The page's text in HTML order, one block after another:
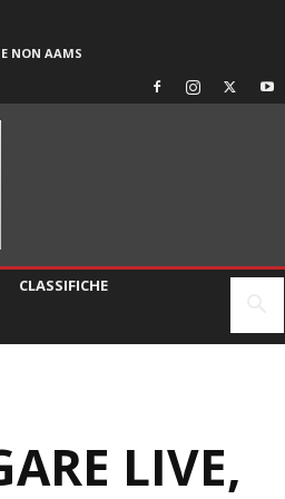
NON AAMS
CLASSIFICHE
LIVE,